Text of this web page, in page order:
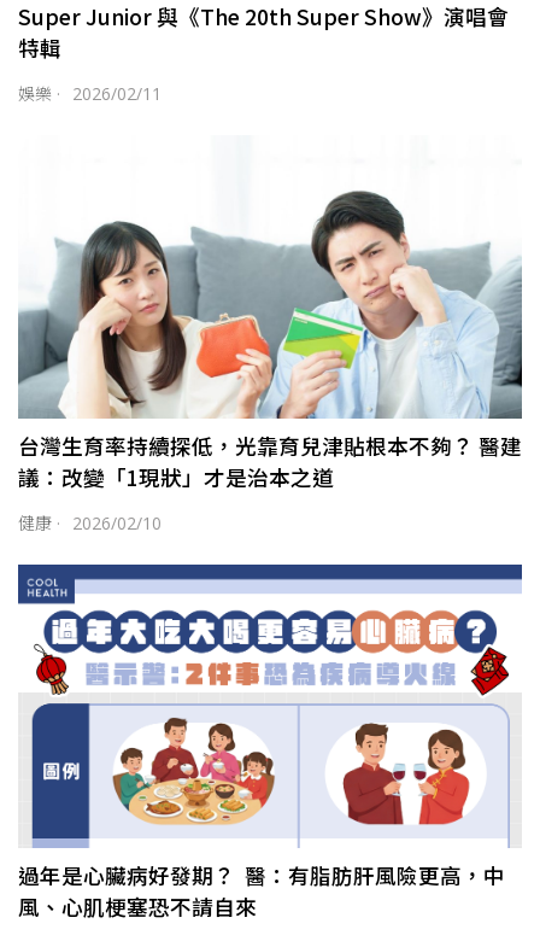
Super Junior 與《The 20th Super Show》演唱會
特輯
娛樂 · 2026/02/11
台灣生育率持續探低，光靠育兒津貼根本不夠？ 醫建
議：改變「1現狀」才是治本之道
健康 · 2026/02/10
過年是心臟病好發期？ 醫：有脂肪肝風險更高，中
風、心肌梗塞恐不請自來